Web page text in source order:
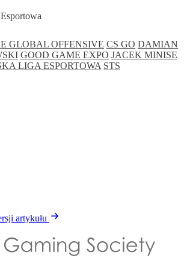
GLOBAL OFFENSIVE CS GO DAMIAN
GOOD GAME EXPO JACEK MINISE
LIGA ESPORTOWA STS
artykułu